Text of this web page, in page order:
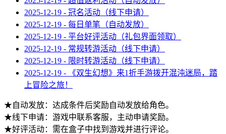
2025-12-19 - 冠名活动（线下申请）
2025-12-19 - 每日单笔（自动发放）
2025-12-19 - 平台好评活动（礼包界面领取）
2025-12-19 - 常规转游活动（线下申请）
2025-12-19 - 限时转游活动（线下申请）
2025-12-19 - 《双生幻想》来1折手游拨开混沌迷局，踏
上冒险之旅！
★自动发放：达成条件后奖励自动发放给角色。
★线下申请：游戏中联系客服，主动申请奖励。
★好评活动：需在盒子中找到游戏并进行评论。